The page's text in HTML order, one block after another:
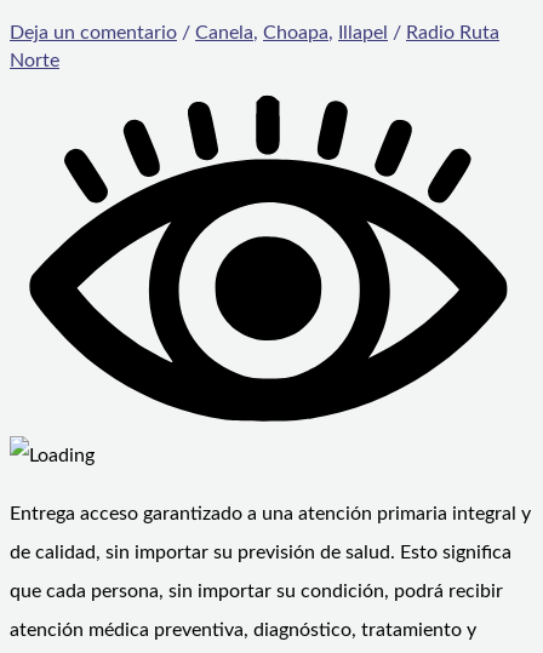
Deja un comentario / Canela, Choapa, Illapel / Radio Ruta
Norte
Entrega acceso garantizado a una atención primaria integral y
de calidad, sin importar su previsión de salud. Esto significa
que cada persona, sin importar su condición, podrá recibir
atención médica preventiva, diagnóstico, tratamiento y